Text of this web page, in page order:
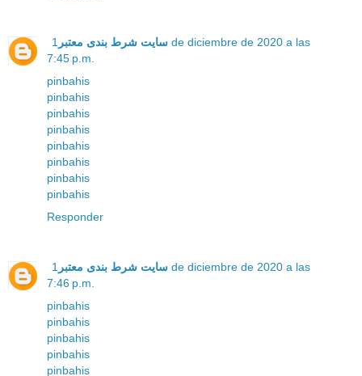
سایت شرط بندی معتبر 1 de diciembre de 2020 a las
7:45 p.m.
pinbahis
pinbahis
pinbahis
pinbahis
pinbahis
pinbahis
pinbahis
pinbahis
Responder
سایت شرط بندی معتبر 1 de diciembre de 2020 a las
7:46 p.m.
pinbahis
pinbahis
pinbahis
pinbahis
pinbahis